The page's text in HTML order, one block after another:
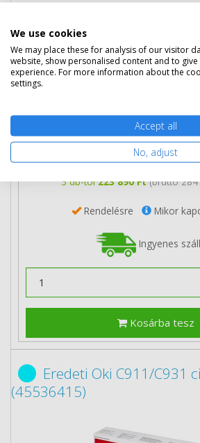
231 990 Ft (bruttó 294
Több darabos ár
2 db227 890 Ft (bruttó 289
3 db-tól223 890 Ft (bruttó
Rendelésre Mikor
Ingyenes
Kosárba tesz
Eredeti Oki C911/C931
(45536415)
We use cookies
We may place these for analysis of our visitor
website, show personalised content and to
experience. For more information about the
settings.
Accept all
No, adjust